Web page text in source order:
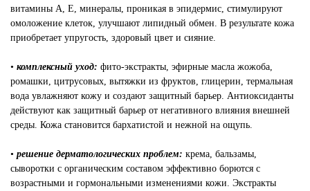
витамины А, Е, минералы, проникая в эпидермис, стимулируют
омоложение клеток, улучшают липидный обмен. В результате кожа
приобретает упругость, здоровый цвет и сияние.
• комплексный уход: фито-экстракты, эфирные масла жожоба,
ромашки, цитрусовых, вытяжки из фруктов, глицерин, термальная
вода увлажняют кожу и создают защитный барьер. Антиоксиданты
действуют как защитный барьер от негативного влияния внешней
среды. Кожа становится бархатистой и нежной на ощупь.
• решение дерматологических проблем: крема, бальзамы,
сыворотки с органическим составом эффективно борются с
возрастными и гормональными изменениями кожи. Экстракты